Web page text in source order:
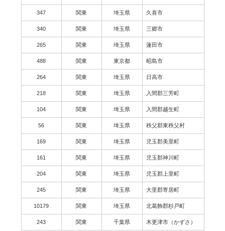
347 関東 埼玉県 久喜市
340 関東 埼玉県 三郷市
265 関東 埼玉県 蓮田市
488 関東 東京都 昭島市
264 関東 埼玉県 日高市
218 関東 埼玉県 入間郡三芳町
104 関東 埼玉県 入間郡越生町
56 関東 埼玉県 秩父郡東秩父村
169 関東 埼玉県 児玉郡美里町
161 関東 埼玉県 児玉郡神川町
204 関東 埼玉県 児玉郡上里町
245 関東 埼玉県 大里郡寄居町
10179 関東 埼玉県 北葛飾郡杉戸町
243 関東 千葉県 木更津市（かずさ）